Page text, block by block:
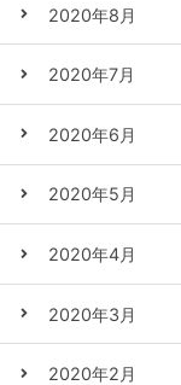
2020年8月
2020年7月
2020年6月
2020年5月
2020年4月
2020年3月
2020年2月